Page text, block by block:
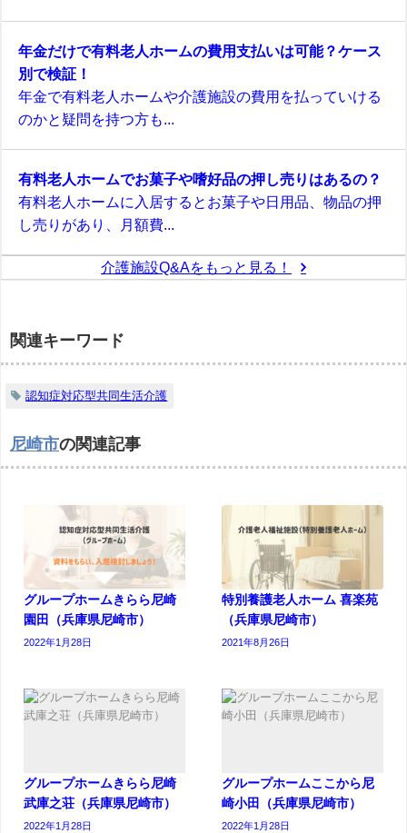
年金だけで有料老人ホームの費用支払いは可能？ケース
別で検証！
年金で有料老人ホームや介護施設の費用を払っていける
のかと疑問を持つ方も...
有料老人ホームでお菓子や嗜好品の押し売りはあるの？
有料老人ホームに入居するとお菓子や日用品、物品の押
し売りがあり、月額費...
介護施設Q&Aをもっと見る！
関連キーワード
認知症対応型共同生活介護
尼崎市の関連記事
グループホームきらら尼崎
園田（兵庫県尼崎市）
2022年1月28日
特別養護老人ホーム 喜楽苑
（兵庫県尼崎市）
2021年8月26日
グループホームきらら尼崎
武庫之荘（兵庫県尼崎市）
2022年1月28日
グループホームここから尼
崎小田（兵庫県尼崎市）
2022年1月28日